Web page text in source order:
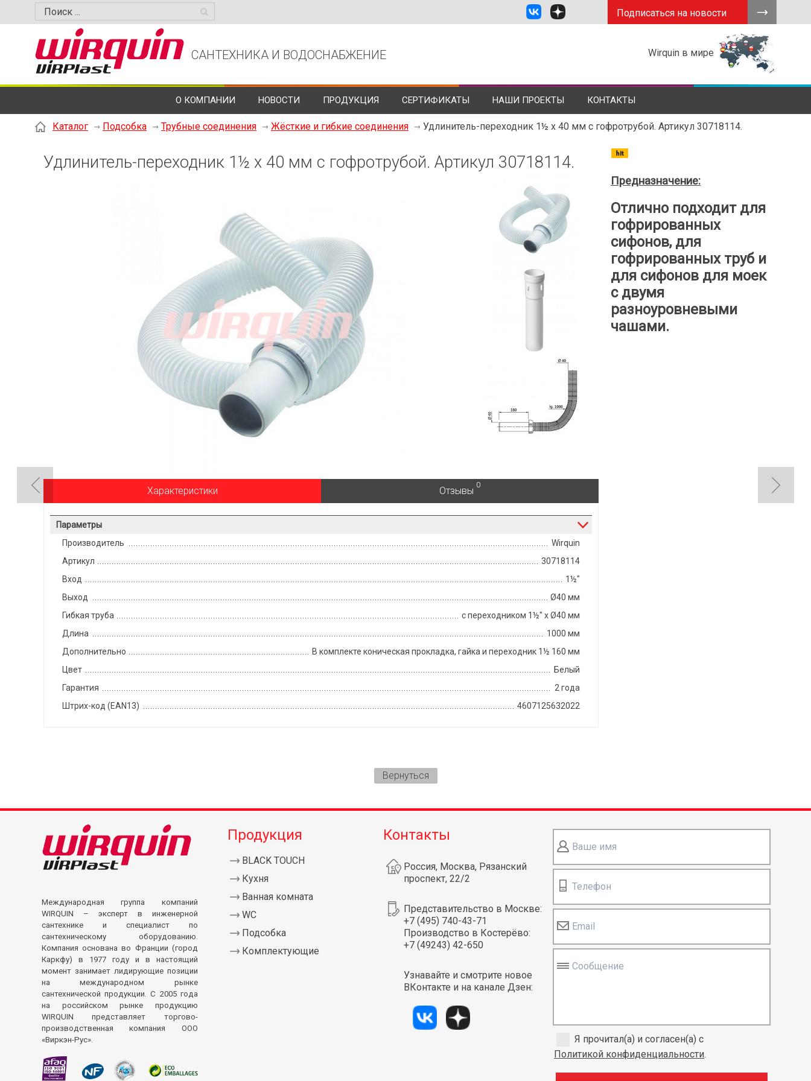
Подписаться на новости
САНТЕХНИКА И ВОДОСНАБЖЕНИЕ Wirquin в мире
О КОМПАНИИ НОВОСТИ ПРОДУКЦИЯ СЕРТИФИКАТЫ НАШИ ПРОЕКТЫ КОНТАКТЫ
Каталог Подсобка Трубные соединения Жёсткие и гибкие соединения Удлинитель-переходник 1½ x 40 мм с гофротрубой. Артикул 30718114.
Удлинитель-переходник 1½ x 40 мм с гофротрубой. Артикул 30718114.
Предназначение:
Отлично подходит для
гофрированных
сифонов, для
гофрированных труб и
для сифонов для моек
с двумя
разноуровневыми
чашами.
Характеристики Отзывы
0
Параметры
Производитель
Wirquin
Артикул
30718114
Вход
1½"
Выход
Ø40 мм
Гибкая труба
с переходником 1½" х Ø40 мм
Длина
1000 мм
Дополнительно
В комплекте коническая прокладка, гайка и переходник 1½ 160 мм
Цвет
Белый
Гарантия
2 года
Штрих-код (EAN13)
4607125632022
Вернуться
Международная группа компаний
WIRQUIN – эксперт в инженерной
сантехнике и специалист по
сантехническому оборудованию.
Компания основана во Франции (город
Каркфу) в 1977 году и в настоящий
момент занимает лидирующие позиции
на международном рынке
сантехнической продукции. С 2005 года
на российском рынке продукцию
WIRQUIN представляет торгово-
производственная компания ООО
«Виркэн-Рус».
Продукция
BLACK TOUCH
Кухня
Ванная комната
WC
Подсобка
Комплектующие
Контакты
Россия, Москва, Рязанский
проспект, 22/2
Представительство в Москве:
+7 (495) 740-43-71
Производство в Костерёво:
+7 (49243) 42-650
Узнавайте и смотрите новое
ВКонтакте и на канале Дзен:
Ваше имя
Телефон
Email
Сообщение
Я прочитал(а) и согласен(а) с
Политикой конфиденциальности.